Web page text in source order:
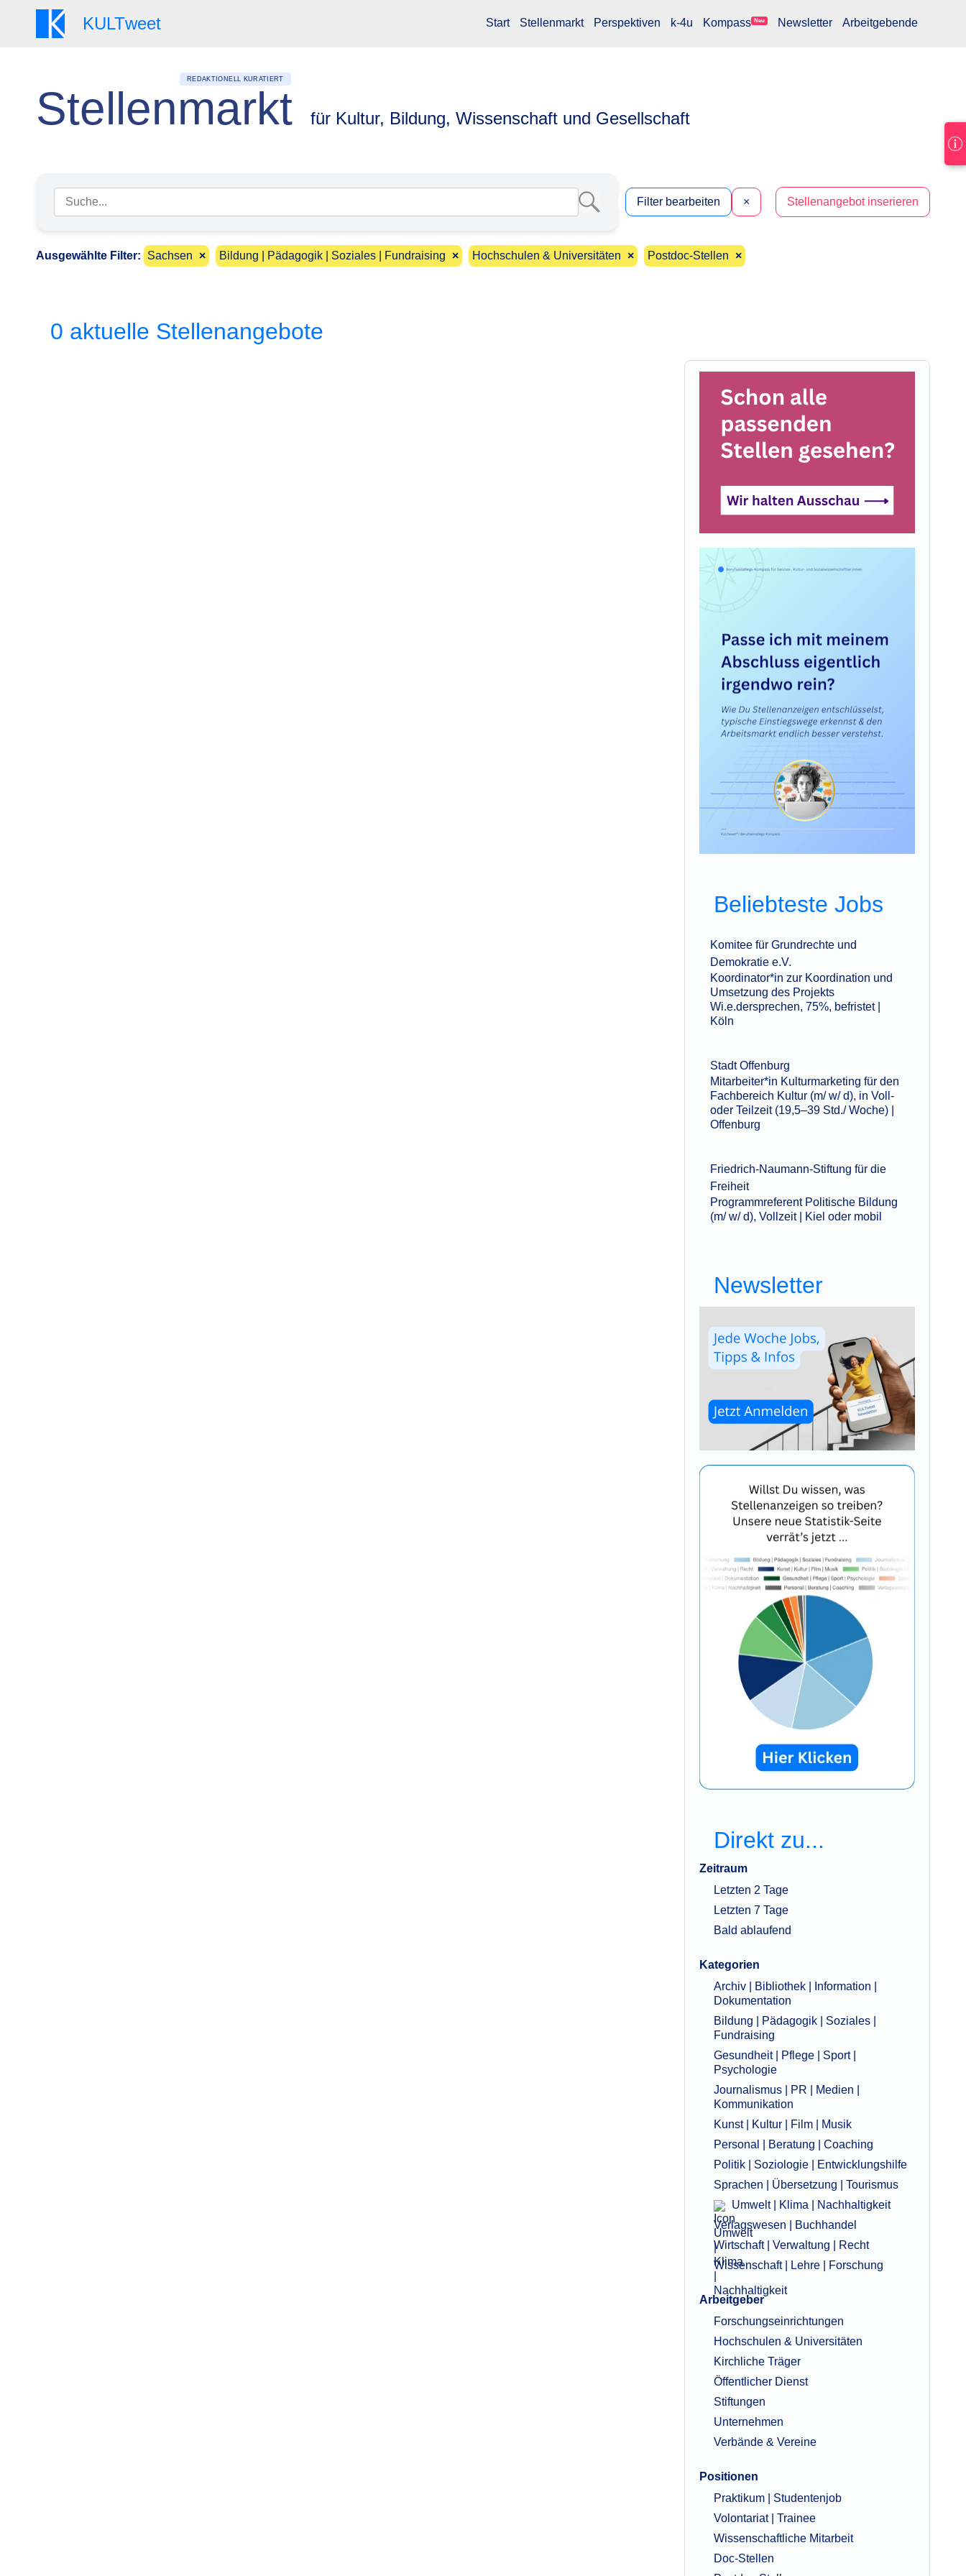
KULTweet Start Stellenmarkt Perspektiven k-4u Kompass Neu Newsletter Arbeitgebende
REDAKTIONELL KURATIERT
Stellenmarkt für Kultur, Bildung, Wissenschaft und Gesellschaft
Suchbegriff eingeben
Filter bearbeiten × Stellenangebot inserieren
Ausgewählte Filter: Sachsen × Bildung | Pädagogik | Soziales | Fundraising × Hochschulen & Universitäten × Postdoc-Stellen ×
0 aktuelle Stellenangebote
Beliebteste Jobs
Komitee für Grundrechte und
Demokratie e.V.
Koordinator*in zur Koordination und
Umsetzung des Projekts
Wi.e.dersprechen, 75%, befristet |
Köln
Stadt Offenburg
Mitarbeiter*in Kulturmarketing für den
Fachbereich Kultur (m/ w/ d), in Voll-
oder Teilzeit (19,5–39 Std./ Woche) |
Offenburg
Friedrich-Naumann-Stiftung für die
Freiheit
Programmreferent Politische Bildung
(m/ w/ d), Vollzeit | Kiel oder mobil
Newsletter
Direkt zu...
Zeitraum
Letzten 2 Tage
Letzten 7 Tage
Bald ablaufend
Kategorien
Archiv | Bibliothek | Information |
Dokumentation
Bildung | Pädagogik | Soziales |
Fundraising
Gesundheit | Pflege | Sport |
Psychologie
Journalismus | PR | Medien |
Kommunikation
Kunst | Kultur | Film | Musik
Personal | Beratung | Coaching
Politik | Soziologie | Entwicklungshilfe
Sprachen | Übersetzung | Tourismus
Umwelt | Klima | Nachhaltigkeit
Verlagswesen | Buchhandel
Wirtschaft | Verwaltung | Recht
Wissenschaft | Lehre | Forschung
Arbeitgeber
Forschungseinrichtungen
Hochschulen & Universitäten
Kirchliche Träger
Öffentlicher Dienst
Stiftungen
Unternehmen
Verbände & Vereine
Positionen
Praktikum | Studentenjob
Volontariat | Trainee
Wissenschaftliche Mitarbeit
Doc-Stellen